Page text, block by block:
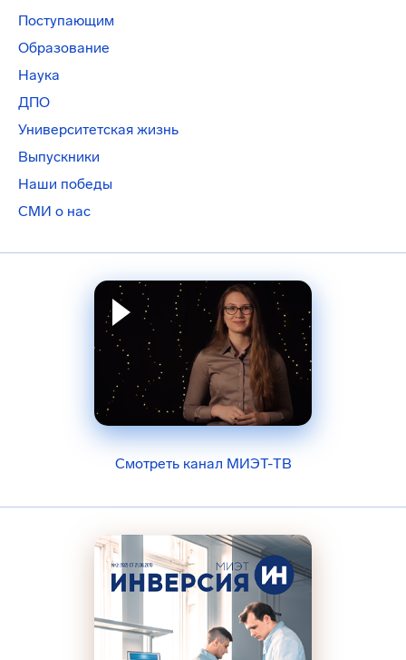
Поступающим
Образование
Наука
ДПО
Университетская жизнь
Выпускники
Наши победы
СМИ о нас
Смотреть канал МИЭТ-ТВ